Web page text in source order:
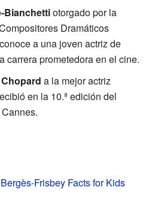
Bianchettiotorgado por la
Dramáticos
a una joven actriz de
carrera prometedora en el cine.
a la mejor actriz
en la 10.ª edición del
Frisbey Facts for Kids